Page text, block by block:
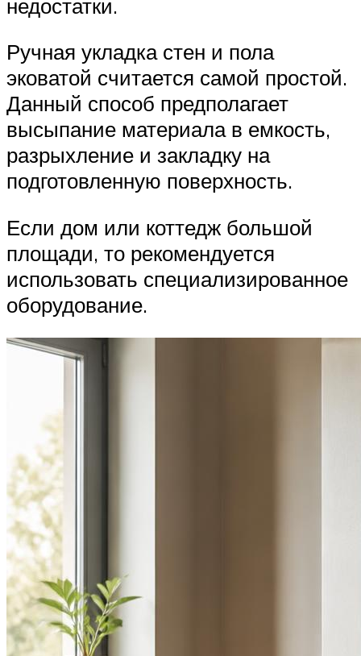
недостатки.
Ручная укладка стен и пола
эковатой считается самой простой.
Данный способ предполагает
высыпание материала в емкость,
разрыхление и закладку на
подготовленную поверхность.
Если дом или коттедж большой
площади, то рекомендуется
использовать специализированное
оборудование.